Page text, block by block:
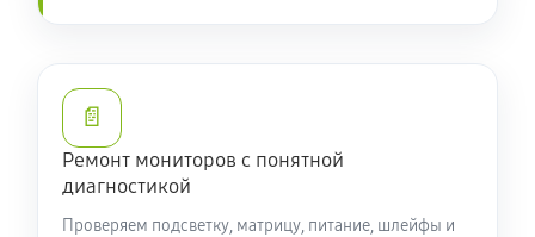
📄
Ремонт мониторов с понятной
диагностикой
Проверяем подсветку, матрицу, питание, шлейфы и